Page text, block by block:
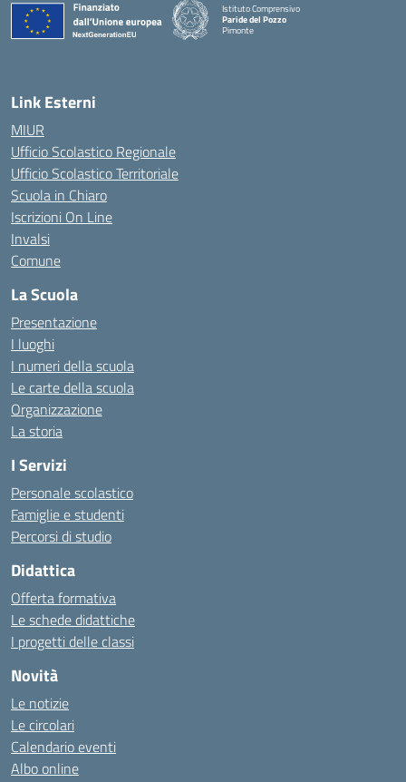
Istituto Comprensivo
Paride del Pozzo
Pimonte
Link Esterni
MIUR
Ufficio Scolastico Regionale
Ufficio Scolastico Territoriale
Scuola in Chiaro
Iscrizioni On Line
Invalsi
Comune
La Scuola
Presentazione
I luoghi
I numeri della scuola
Le carte della scuola
Organizzazione
La storia
I Servizi
Personale scolastico
Famiglie e studenti
Percorsi di studio
Didattica
Offerta formativa
Le schede didattiche
I progetti delle classi
Novità
Le notizie
Le circolari
Calendario eventi
Albo online